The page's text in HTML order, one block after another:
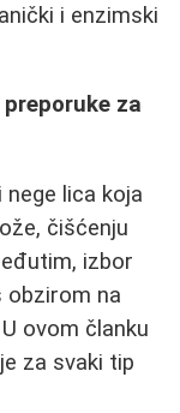
i enzimski
za
lica koja
čišćenju
izbor
obzirom na
ovom članku
za svaki tip